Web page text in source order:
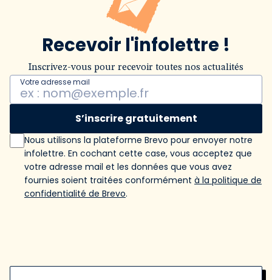
Recevoir l'infolettre !
Inscrivez-vous pour recevoir toutes nos actualités
Votre adresse mail
S’inscrire gratuitement
Nous utilisons la plateforme Brevo pour envoyer notre
infolettre. En cochant cette case, vous acceptez que
votre adresse mail et les données que vous avez
fournies soient traitées conformément à la politique de
confidentialité de Brevo.